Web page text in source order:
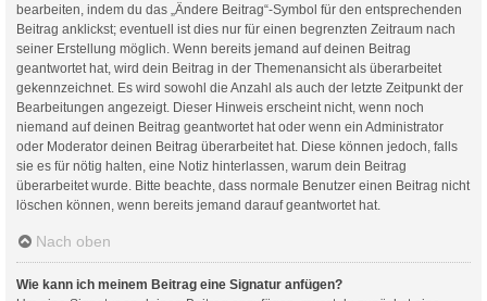
bearbeiten, indem du das „Ändere Beitrag“-Symbol für den entsprechenden
Beitrag anklickst; eventuell ist dies nur für einen begrenzten Zeitraum nach
seiner Erstellung möglich. Wenn bereits jemand auf deinen Beitrag
geantwortet hat, wird dein Beitrag in der Themenansicht als überarbeitet
gekennzeichnet. Es wird sowohl die Anzahl als auch der letzte Zeitpunkt der
Bearbeitungen angezeigt. Dieser Hinweis erscheint nicht, wenn noch
niemand auf deinen Beitrag geantwortet hat oder wenn ein Administrator
oder Moderator deinen Beitrag überarbeitet hat. Diese können jedoch, falls
sie es für nötig halten, eine Notiz hinterlassen, warum dein Beitrag
überarbeitet wurde. Bitte beachte, dass normale Benutzer einen Beitrag nicht
löschen können, wenn bereits jemand darauf geantwortet hat.
Nach oben
Wie kann ich meinem Beitrag eine Signatur anfügen?